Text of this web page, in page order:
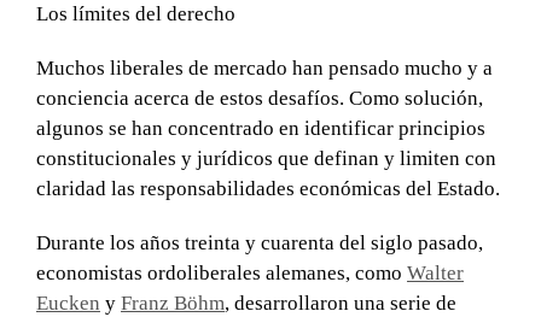
Los límites del derecho
Muchos liberales de mercado han pensado mucho y a
conciencia acerca de estos desafíos. Como solución,
algunos se han concentrado en identificar principios
constitucionales y jurídicos que definan y limiten con
claridad las responsabilidades económicas del Estado.
Durante los años treinta y cuarenta del siglo pasado,
economistas ordoliberales alemanes, como Walter
Eucken y Franz Böhm, desarrollaron una serie de